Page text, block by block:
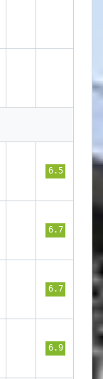
6.5
6.7
6.7
6.9